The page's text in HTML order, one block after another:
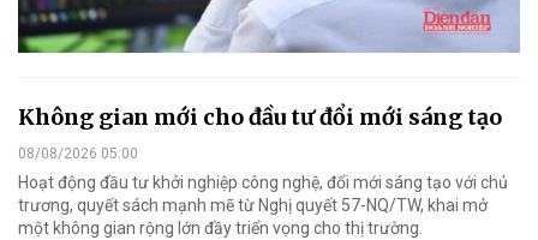
Không gian mới cho đầu tư đổi mới sáng tạo
08/08/2026 05:00
Hoạt động đầu tư khởi nghiệp công nghệ, đổi mới sáng tạo với chủ
trương, quyết sách mạnh mẽ từ Nghị quyết 57-NQ/TW, khai mở
một không gian rộng lớn đầy triển vọng cho thị trường.